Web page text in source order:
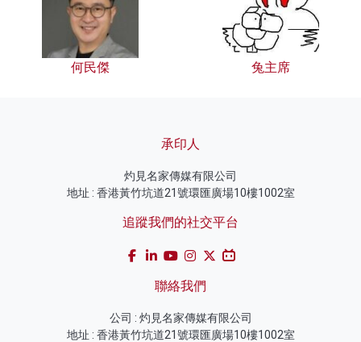
何民傑 兔主席
承印人
灼見名家傳媒有限公司
地址 : 香港黃竹坑道21號環匯廣場10樓1002室
追蹤我們的社交平台
聯絡我們
公司 : 灼見名家傳媒有限公司
地址 : 香港黃竹坑道21號環匯廣場10樓1002室